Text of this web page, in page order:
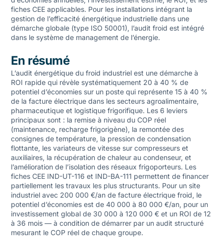
fiches CEE applicables. Pour les installations intégrant la
gestion de l’efficacité énergétique industrielledans une
démarche globale (type ISO 50001), l’audit froid est intégré
dans le système de management de l’énergie.
En résumé
L’audit énergétique du froid industriel est une démarche à
ROI rapide qui révèle systématiquement 20 à 40 % de
potentiel d’économies sur un poste qui représente 15 à 40 %
de la facture électrique dans les secteurs agroalimentaire,
pharmaceutique et logistique frigorifique. Les 6 leviers
principaux sont : la remise à niveau du COP réel
(maintenance, recharge frigorigène), la remontée des
consignes de température, la pression de condensation
flottante, les variateurs de vitesse sur compresseurs et
auxiliaires, la récupération de chaleur au condenseur, et
l’amélioration de l’isolation des réseaux frigoporteurs. Les
fiches CEE IND-UT-116 et IND-BA-111 permettent de financer
partiellement les travaux les plus structurants. Pour un site
industriel avec 200 000 €/an de facture électrique froid, le
potentiel d’économies est de 40 000 à 80 000 €/an, pour un
investissement global de 30 000 à 120 000 € et un ROI de 12
à 36 mois — à condition de démarrer par un audit structuré
mesurant le COP réel de chaque groupe.